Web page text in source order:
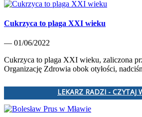
Cukrzyca to plaga XXI wieku
— 01/06/2022
Cukrzyca to plaga XXI wieku, zaliczona
Organizację Zdrowia obok otyłości,
LEKARZ RADZI - CZYTAJ